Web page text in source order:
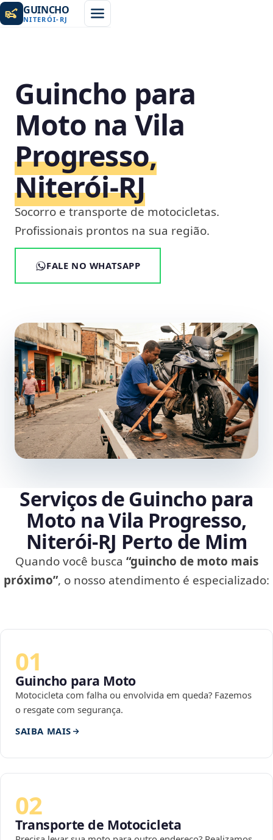
GUINCHO
NITERÓI- RJ
Guincho para
Moto na Vila
Progresso,
Niterói‑RJ
Socorro e transporte de motocicletas.
Profissionais prontos na sua região.
FALE NO WHATSAPP
Serviços de Guincho para
Moto na Vila Progresso,
Niterói‑RJ Perto de Mim
Quando você busca “guincho de moto mais
próximo”, o nosso atendimento é especializado:
01
Guincho para Moto
Motocicleta com falha ou envolvida em queda? Fazemos
o resgate com segurança.
SAIBA MAIS
02
Transporte de Motocicleta